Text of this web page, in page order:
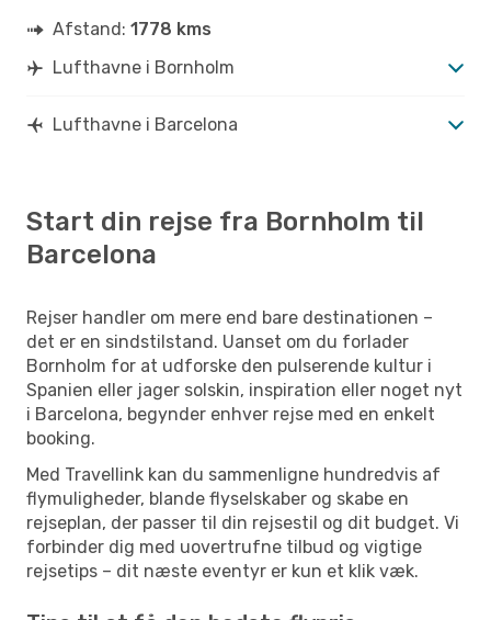
Afstand: 1778 kms
Lufthavne i Bornholm
Lufthavne i Barcelona
Start din rejse fra Bornholm til
Barcelona
Rejser handler om mere end bare destinationen –
det er en sindstilstand. Uanset om du forlader
Bornholm for at udforske den pulserende kultur i
Spanien eller jager solskin, inspiration eller noget nyt
i Barcelona, begynder enhver rejse med en enkelt
booking.
Med Travellink kan du sammenligne hundredvis af
flymuligheder, blande flyselskaber og skabe en
rejseplan, der passer til din rejsestil og dit budget. Vi
forbinder dig med uovertrufne tilbud og vigtige
rejsetips – dit næste eventyr er kun et klik væk.